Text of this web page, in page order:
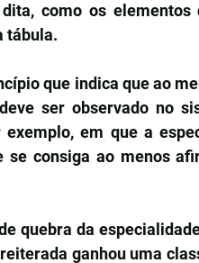
como os
tábula.
que indica que ao
ser observado no
em que a
se consiga ao menos
quebra da